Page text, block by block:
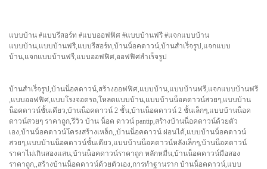
แบบบ้าน #แบบรีสอร์ท #แบบออฟฟิศ #แบบบ้านฟรี #แจกแบบบ้าน
แบบบ้าน,แบบบ้านฟรี,แบบรีสอร์ท,บ้านน็อคดาวน์,บ้านสำเร็จรูป,แจกแบบ
บ้าน,แจกแบบบ้านฟรี,แบบออฟฟิศ,ออฟฟิศสำเร็จรูป
บ้านสำเร็จรูป,บ้านน็อคดาวน์,สร้างออฟฟิศ,แบบบ้าน,แบบบ้านฟรี,แจกแบบบ้านฟรี
,แบบออฟฟิศ,แบบโรงจอดรถ,โหลดแบบบ้าน,แบบบ้านน็อคดาวน์สวยๆ,แบบบ้าน
น็อคดาวน์ชั้นเดียว,บ้านน็อคดาวน์ 2 ชั้น,บ้านน็อคดาวน์ 2 ชั้นเล็กๆ,แบบบ้านน็อค
ดาวน์สวยๆ ราคาถูก,รีวิว บ้าน น็อค ดาวน์ pantip,สร้างบ้านน็อคดาวน์ด้วยตัว
เอง,บ้านน็อคดาวน์โครงสร้างเหล็ก,,บ้านน็อคดาวน์ ผ่อนได้,แบบบ้านน็อคดาวน์
สวยๆ,แบบบ้านน็อคดาวน์ชั้นเดียว,แบบบ้านน็อคดาวน์หลังเล็กๆ,บ้านน็อคดาวน์
ราคาไม่เกินสองแสน,บ้านน็อคดาวน์ราคาถูก หลักหมื่น,บ้านน็อคดาวน์มือสอง
ราคาถูก,,สร้างบ้านน็อคดาวน์ด้วยตัวเอง,การทำฐานราก บ้านน็อคดาวน์,แบบ